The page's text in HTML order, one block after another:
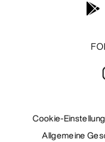
Cookie-
Allgemeine